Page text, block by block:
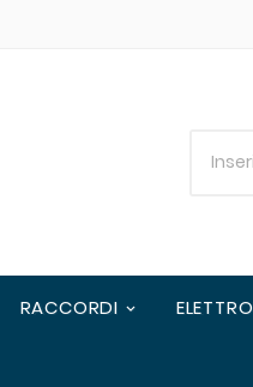
RACCORDI